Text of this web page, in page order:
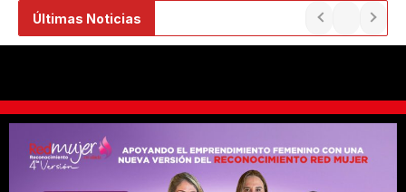
Últimas Noticias